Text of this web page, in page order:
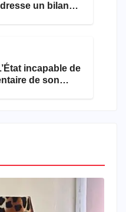
un bilan
incapable de
de son